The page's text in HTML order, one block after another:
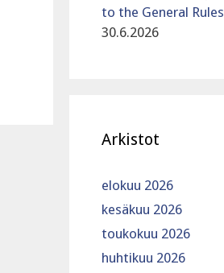
to the General Rules
30.6.2026
Arkistot
elokuu 2026
kesäkuu 2026
toukokuu 2026
huhtikuu 2026